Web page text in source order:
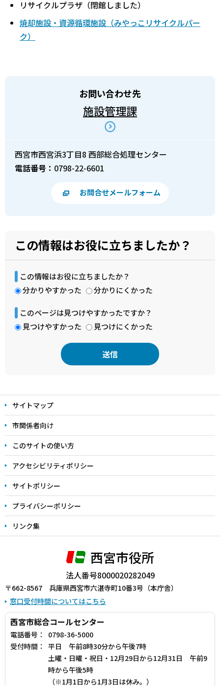
リサイクルプラザ（閉館しました）
焼却施設・資源循環施設（みやっこリサイクルパー
ク）
お問い合わせ先
施設管理課
西宮市西宮浜3丁目8 西部総合処理センター
電話番号： 0798-22-6601
お問合せメールフォーム
この情報はお役に立ちましたか？
この情報はお役に立ちましたか？
分かりやすかった
分かりにくかった
このページは見つけやすかったですか？
見つけやすかった
見つけにくかった
文
こ
こ
ま
で
サイトマップ
市関係者向け
このサイトの使い方
アクセシビリティポリシー
サイトポリシー
プライバシーポリシー
リンク集
西宮市役所
法人番号8000020282049
〒662-8567 兵庫県西宮市六湛寺町10番3号（本庁舎）
窓口受付時間についてはこちら
西宮市総合コールセンター
電話番号：
0798-36-5000
受付時間：
平日 午前8時30分から午後7時
土曜・日曜・祝日・12月29日から12月31日 午前9
時から午後5時
（※1月1日から1月3日は休み。）